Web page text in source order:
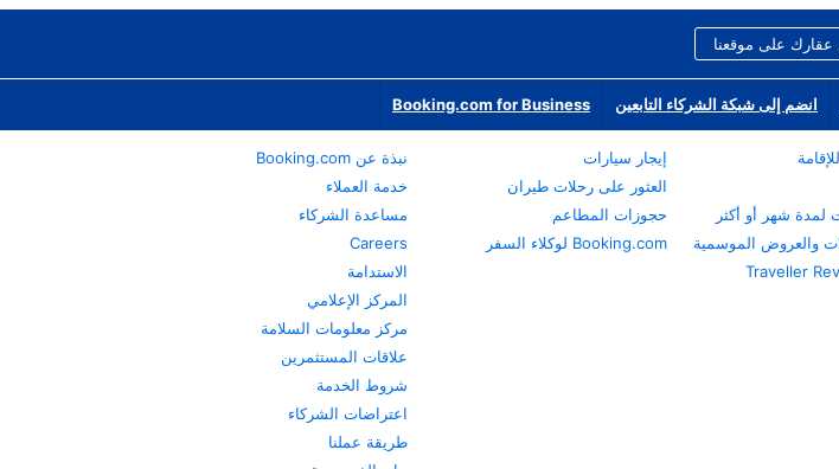
على موقعنا
انضم إلى شبكة الشركاء التابعين Booking.com for Business
لمدة شهر أو أكثر
والعروض الموسمية
Traveller
إيجار سيارات
العثور على رحلات طيران
حجوزات المطاعم
Booking.com لوكلاء السفر
نبذة عن Booking.com
خدمة العملاء
مساعدة الشركاء
Careers
الاستدامة
المركز الإعلامي
مركز معلومات السلامة
علاقات المستثمرين
شروط الخدمة
اعتراضات الشركاء
طريقة عملنا